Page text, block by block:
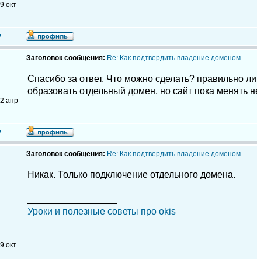
окт
Заголовок сообщения: Re: Как подтвердить владение доменом
апр
Спасибо за ответ. Что можно сделать? правильно
образовать отдельный домен, но сайт пока менять
Заголовок сообщения: Re: Как подтвердить владение доменом
окт
Никак. Только подключение отдельного домена.
Уроки и полезные советы про okis